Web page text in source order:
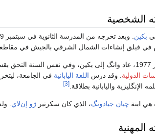
الشخصية
بكين
في فيلق إنشاءات الشمال الشرقي بالجيش في
الدولية. وقد درس اللغة اليابانية
الإنگليزية واليابانية بطلاقة.[3]
ابنة چيان جيادونگ، الذي كان سكرتير ژو إن‌لاي.
المهنية